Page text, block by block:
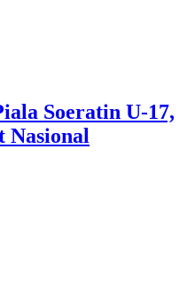
Soeratin U-17,
Nasional